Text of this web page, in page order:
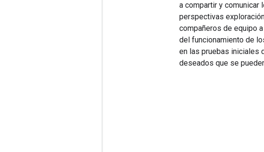
a compartir y comunicar
perspectivas
compañeros de equipo
del funcionamiento de
en las pruebas iniciales
deseados que se